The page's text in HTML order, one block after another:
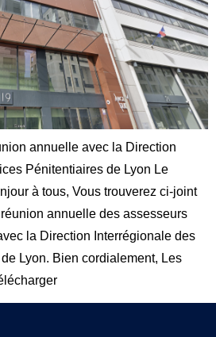
annuelle avec la Direction
Pénitentiaires de Lyon Le
à tous, Vous trouverez ci-joint
annuelle des assesseurs
la Direction Interrégionale des
Lyon. Bien cordialement, Les